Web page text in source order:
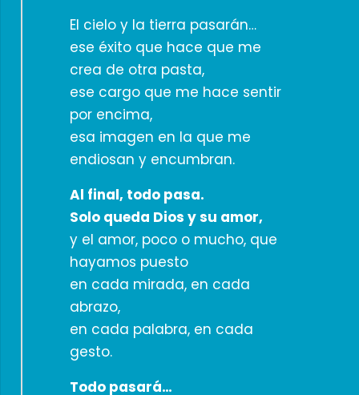
El cielo y la tierra pasarán…
ese éxito que hace que me
crea de otra pasta,
ese cargo que me hace sentir
por encima,
esa imagen en la que me
endiosan y encumbran.
Al final, todo pasa.
Solo queda Dios y su amor,
y el amor, poco o mucho, que
hayamos puesto
en cada mirada, en cada
abrazo,
en cada palabra, en cada
gesto.
Todo pasará…